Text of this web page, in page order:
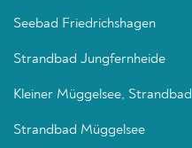
Seebad Friedrichshagen
Strandbad Jungfernheide
Kleiner Müggelsee, Strandbad
Strandbad Müggelsee